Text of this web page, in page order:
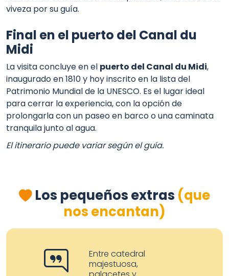
viveza por su guía.
Final en el puerto del Canal du
Midi
La visita concluye en el puerto del Canal du Midi,
inaugurado en 1810 y hoy inscrito en la lista del
Patrimonio Mundial de la UNESCO. Es el lugar ideal
para cerrar la experiencia, con la opción de
prolongarla con un paseo en barco o una caminata
tranquila junto al agua.
El itinerario puede variar según el guía.
Los pequeños extras (que
nos encantan)
Entre catedral
majestuosa,